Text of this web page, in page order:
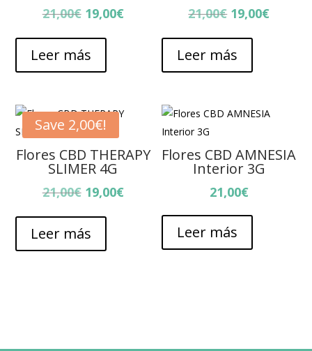
21,00€ El
original
era:
19,00€El
Leer más
21,00€ El
original
era:
19,00€El
Leer más
Save 2,00€!
Flores CBD THERAPY
SLIMER 4G
21,00€ El
original
era:
19,00€El
Leer más
Flores CBD AMNESIA
Interior 3G
21,00€
Leer más